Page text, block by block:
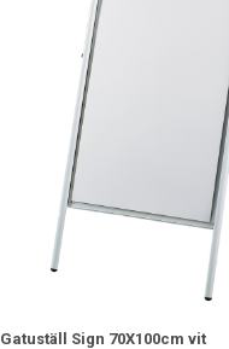
Gatuställ Sign 70X100cm vit